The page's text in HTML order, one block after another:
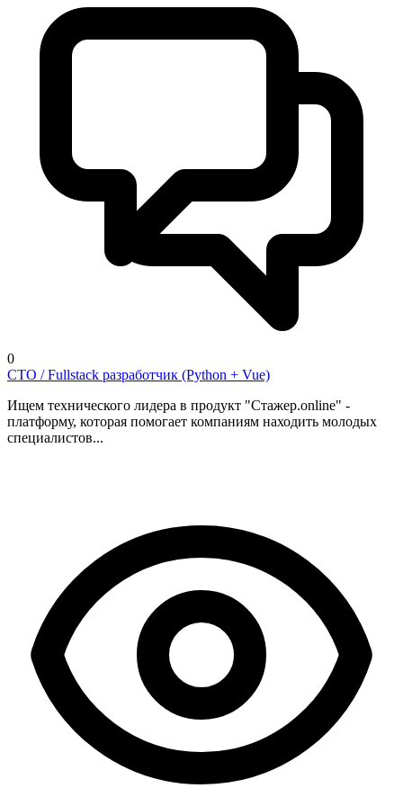
0
CTO / Fullstack разработчик (Python + Vue)
Ищем технического лидера в продукт "Стажер.online" -
платформу, которая помогает компаниям находить молодых
специалистов...